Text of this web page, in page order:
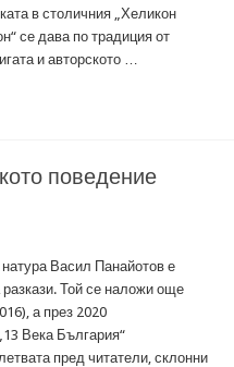
в столичния „Хеликон
се дава по традиция от
и авторското …
поведение
Васил Панайотов е
Той се наложи още
а през 2020
Века България“
пред читатели, склонни